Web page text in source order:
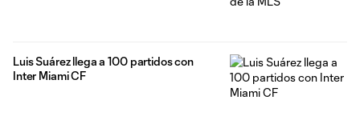
Luis Suárez llega a 100 partidos con
Inter Miami CF